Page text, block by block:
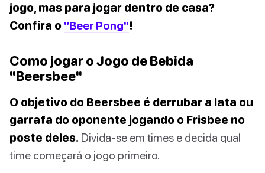
jogo, mas para jogar dentro de casa?
Confira o "Beer Pong"!
Como jogar o Jogo de Bebida
"Beersbee"
O objetivo do Beersbee é derrubar a lata ou
garrafa do oponente jogando o Frisbee no
poste deles. Divida-se em times e decida qual
time começará o jogo primeiro.